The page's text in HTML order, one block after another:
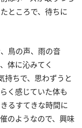
ところで、待ちに
鳥の声、雨の音
体に沁みてく
ちで、思わずうと
く感じていた体も
るすてきな時間に
のようなので、興味